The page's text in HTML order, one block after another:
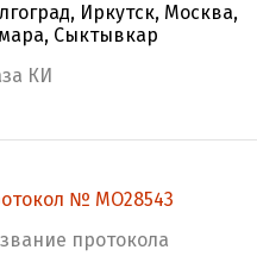
Иркутск, Москва,
Сыктывкар
КИ
№ МО28543
протокола